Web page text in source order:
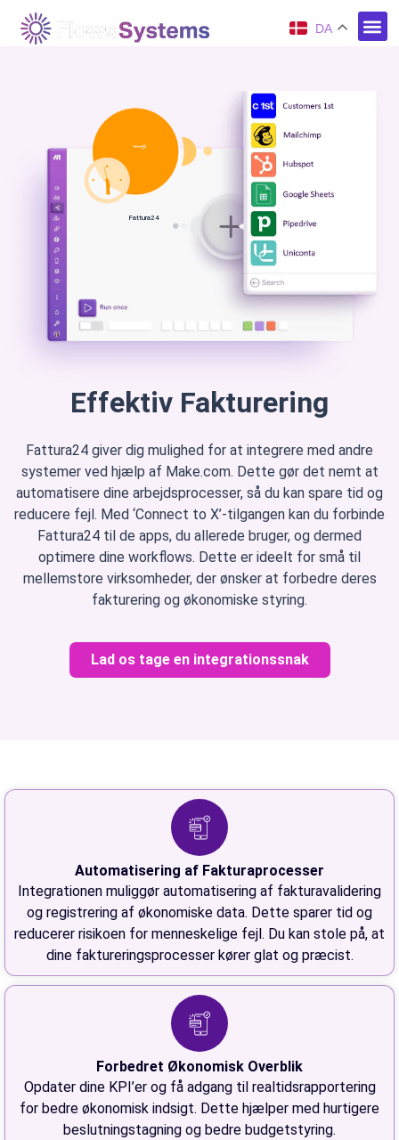
DA
Effektiv Fakturering
Fattura24 giver dig mulighed for at integrere med andre
systemer ved hjælp af Make.com. Dette gør det nemt at
automatisere dine arbejdsprocesser, så du kan spare tid og
reducere fejl. Med ‘Connect to X’-tilgangen kan du forbinde
Fattura24 til de apps, du allerede bruger, og dermed
optimere dine workflows. Dette er ideelt for små til
mellemstore virksomheder, der ønsker at forbedre deres
fakturering og økonomiske styring.
Lad os tage en integrationssnak
Fattura24
Automatisering af Fakturaprocesser
Integrationen muliggør automatisering af fakturavalidering
og registrering af økonomiske data. Dette sparer tid og
reducerer risikoen for menneskelige fejl. Du kan stole på, at
dine faktureringsprocesser kører glat og præcist.
Forbedret Økonomisk Overblik
Opdater dine KPI’er og få adgang til realtidsrapportering
for bedre økonomisk indsigt. Dette hjælper med hurtigere
beslutningstagning og bedre budgetstyring.